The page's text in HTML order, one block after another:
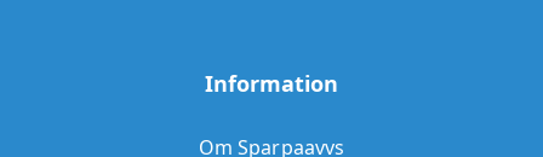
Information
Om Sparpaavvs